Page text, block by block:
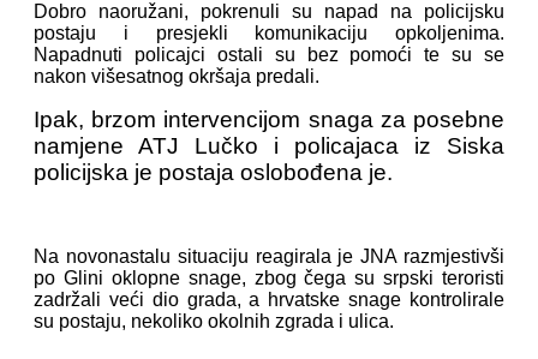
Dobro naoružani, pokrenuli su napad na policijsku
postaju i presjekli komunikaciju opkoljenima.
Napadnuti policajci ostali su bez pomoći te su se
nakon višesatnog okršaja predali.
Ipak, brzom intervencijom snaga za posebne
namjene ATJ Lučko i policajaca iz Siska
policijska je postaja oslobođena je.
Na novonastalu situaciju reagirala je JNA razmjestivši
po Glini oklopne snage, zbog čega su srpski teroristi
zadržali veći dio grada, a hrvatske snage kontrolirale
su postaju, nekoliko okolnih zgrada i ulica.